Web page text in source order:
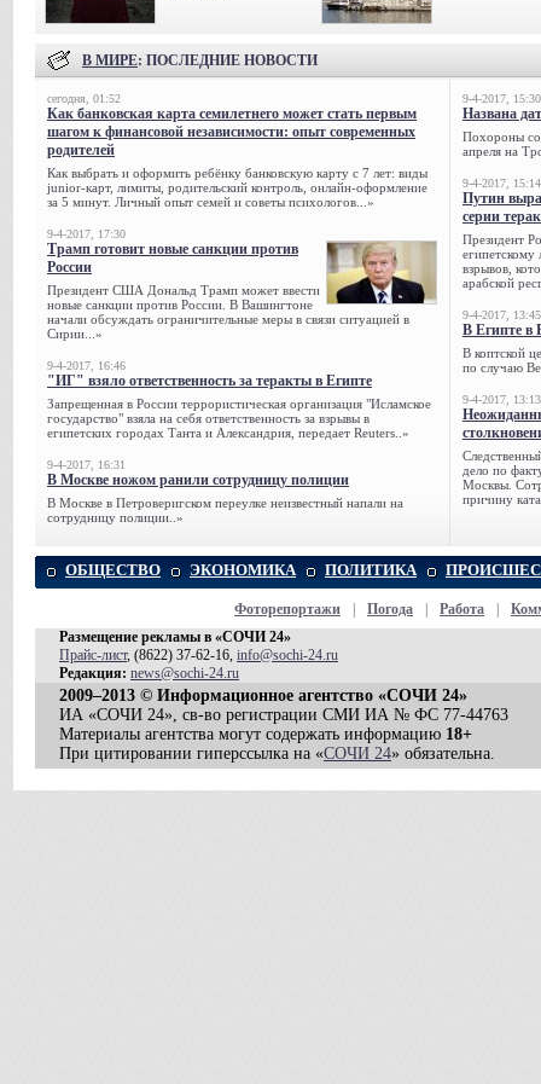
В МИРЕ: ПОСЛЕДНИЕ НОВОСТИ
сегодня, 01:52
Как банковская карта семилетнего может стать первым
шагом к финансовой независимости: опыт современных
родителей
Как выбрать и оформить ребёнку банковскую карту с 7 лет: виды
junior-карт, лимиты, родительский контроль, онлайн-оформление
за 5 минут. Личный опыт семей и советы психологов...»
9-4-2017, 17:30
Трамп готовит новые санкции против
России
Президент США Дональд Трамп может ввести
новые санкции против России. В Вашингтоне
начали обсуждать ограничительные меры в связи ситуацией в
Сирии...»
9-4-2017, 16:46
"ИГ" взяло ответственность за теракты в Египте
Запрещенная в России террористическая организация "Исламское
государство" взяла на себя ответственность за взрывы в
египетских городах Танта и Александрия, передает Reuters..»
9-4-2017, 16:31
В Москве ножом ранили сотрудницу полиции
В Москве в Петроверигском переулке неизвестный напали на
сотрудницу полиции..»
9-4-2017, 15:30
Названа
Похороны
апреля на
9-4-2017, 15:14
Путин
серии
Президент
египетскому
взрывов,
арабской
9-4-2017, 13:45
В Египте в
В коптской
по случаю
9-4-2017, 13:13
дело по
Москвы.
причину
ОБЩЕСТВО ЭКОНОМИКА ПОЛИТИКА
Фоторепортажи Погода Работа
Размещение рекламы в «СОЧИ 24»
Прайс-лист, (8622) 37-62-16, info@sochi-24.ru
Редакция: news@sochi-24.ru
2009–2013 © Информационное агентство «СОЧИ 24»
ИА «СОЧИ 24», св-во регистрации СМИ ИА № ФС 77-44763
Материалы агентства могут содержать информацию 18+
При цитировании гиперссылка на «СОЧИ 24» обязательна.